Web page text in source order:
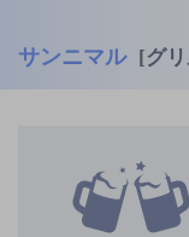
サンニマル [グ